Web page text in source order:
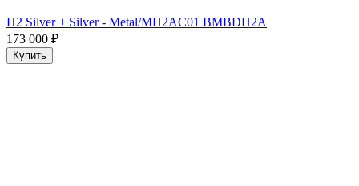
H2 Silver + Silver - Metal/MH2AC01 BMBDH2A
173 000 ₽
Купить